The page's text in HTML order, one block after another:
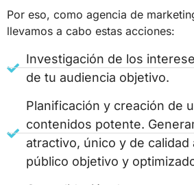
Por eso, como agencia de
llevamos a cabo estas acciones:
Investigación de los
de tu audiencia objetivo.
Planificación y creación de
contenidos potente.
atractivo, único y de calidad
público objetivo y